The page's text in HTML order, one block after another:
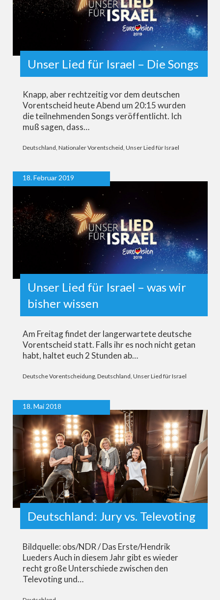
Unser Lied für Israel – Die Songs
Knapp, aber rechtzeitig vor dem deutschen
Vorentscheid heute Abend um 20:15 wurden
die teilnehmenden Songs veröffentlicht. Ich
muß sagen, dass…
Deutschland Nationaler Vorentscheid Unser Lied für Israel
18. Februar 2019
Unser Lied für Israel – was wir
bisher wissen
Am Freitag findet der langerwartete deutsche
Vorentscheid statt. Falls ihr es noch nicht getan
habt, haltet euch 2 Stunden ab…
Deutsche Vorentscheidung, Deutschland, Unser Lied für Israel
18. Mai 2018
Deutschland: Jury vs. Televoting
Bildquelle: obs/NDR / Das Erste/Hendrik
Lueders Auch in diesem Jahr gibt es wieder
recht große Unterschiede zwischen den
Televoting und…